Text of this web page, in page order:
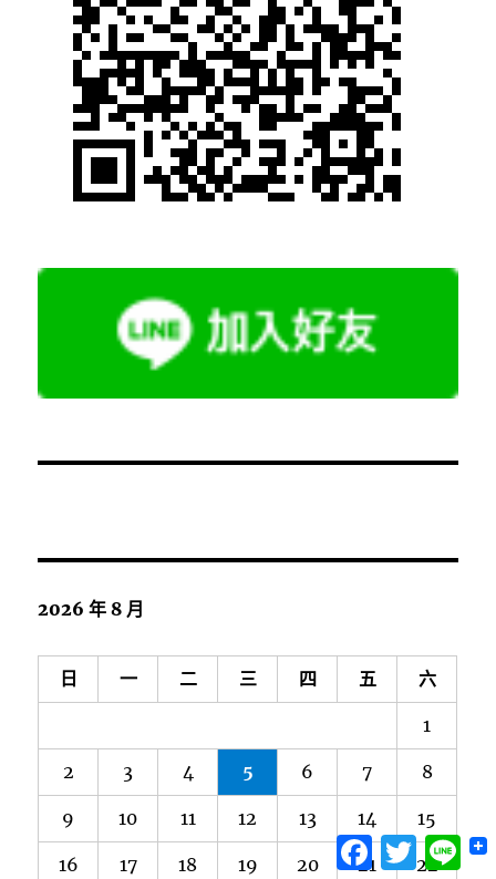
2026 年 8 月
日 一 二 三 四 五 六
1
2 3 4 5 6 7 8
9 10 11 12 13 14 15
16 17 18 19 20 21 22
Facebook
Twitter